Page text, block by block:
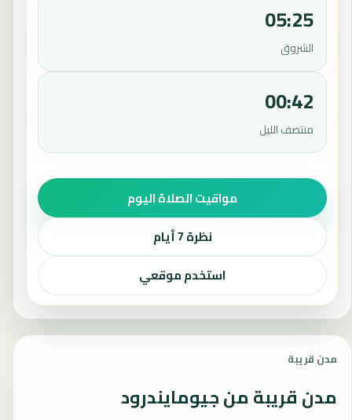
05:25
الشروق
00:42
منتصف الليل
مواقيت الصلاة اليوم
نظرة 7 أيام
استخدم موقعي
مدن قريبة
مدن قريبة من جيومايندرود